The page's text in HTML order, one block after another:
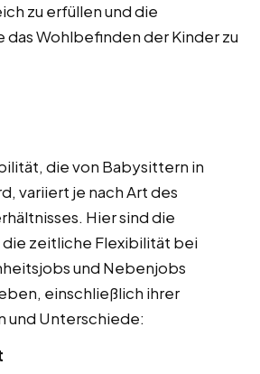
zu erfüllen und die
das Wohlbefinden der Kinder zu
die von Babysittern in
variiert je nach Art des
Hier sind die
zeitliche Flexibilität bei
und Nebenjobs
einschließlich ihrer
und Unterschiede: